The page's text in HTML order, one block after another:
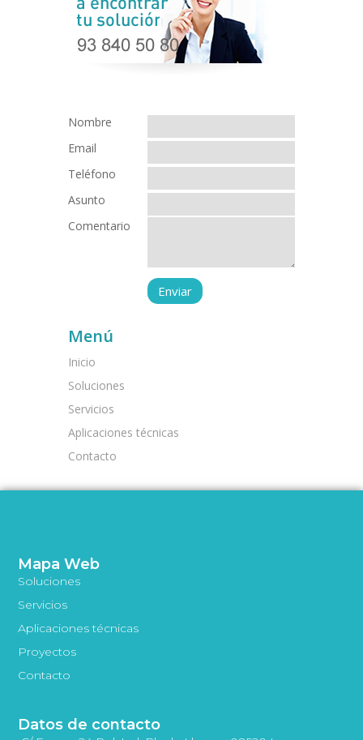
Nombre
Email
Teléfono
Asunto
Comentario
Menú
Inicio
Soluciones
Servicios
Aplicaciones técnicas
Contacto
Mapa Web
Soluciones
Servicios
Aplicaciones técnicas
Proyectos
Contacto
Datos de contacto